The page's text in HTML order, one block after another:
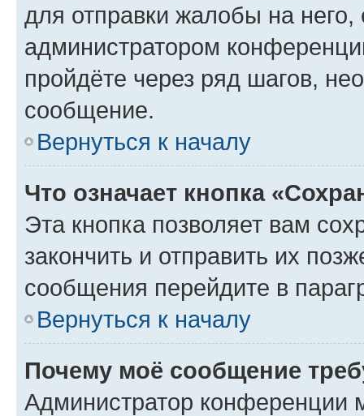
для отправки жалобы на
администратором
пройдёте через ряд шагов,
сообщение.
Вернуться к началу
Что означает кнопка
Эта кнопка позволяет вам
закончить и отправить их
сообщения перейдите в
Вернуться к началу
Почему моё сообщение
Администратор конференции